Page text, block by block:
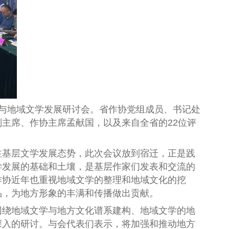
地域文学发展研讨会。省作协党组成员、书记处
席、作协主席孟献国，以及来自全省的22位评
层文学发展态势，此次会议放到宿迁，正是践
展的基础和土壤，是基层作家们发表和交流的
近年也重视地域文学的整理和地域文化的挖
为地方形象的丰满和传播做出贡献。
地域文学与地方文化谱系建构、地域文学的地
的研讨。与会代表们表示，将加强和推动地方